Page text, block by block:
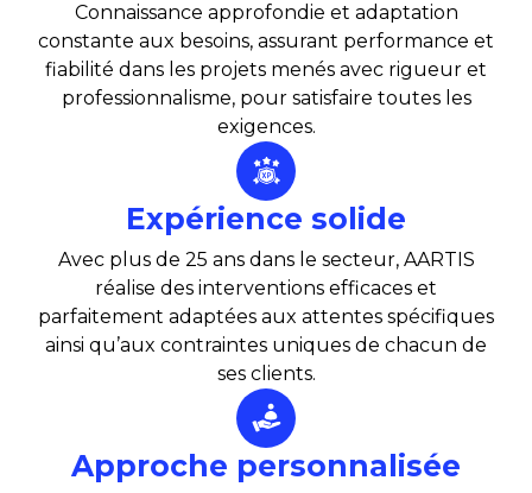
Connaissance approfondie et adaptation
constante aux besoins, assurant performance et
fiabilité dans les projets menés avec rigueur et
professionnalisme, pour satisfaire toutes les
exigences.
Expérience solide
Avec plus de 25 ans dans le secteur, AARTIS
réalise des interventions efficaces et
parfaitement adaptées aux attentes spécifiques
ainsi qu’aux contraintes uniques de chacun de
ses clients.
Approche personnalisée